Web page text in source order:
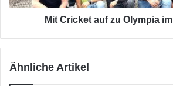
Mit Cricket auf zu Olympia
Ähnliche Artikel